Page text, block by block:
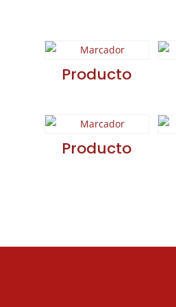
Producto
Producto